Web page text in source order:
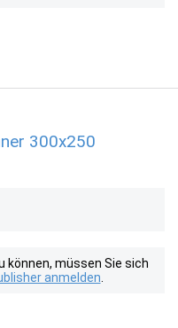
300x250
können, müssen Sie sich
anmelden